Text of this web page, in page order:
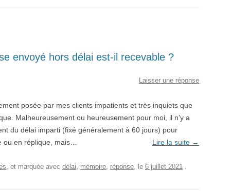
envoyé hors délai est-il recevable ?
Laisser une réponse
posée par mes clients impatients et très inquiets que
Malheureusement ou heureusement pour moi, il n’y a
du délai imparti (fixé généralement à 60 jours) pour
ou en réplique, mais…
Lire la suite →
, et marquée avec délai, mémoire, réponse, le 6 juillet 2021 .